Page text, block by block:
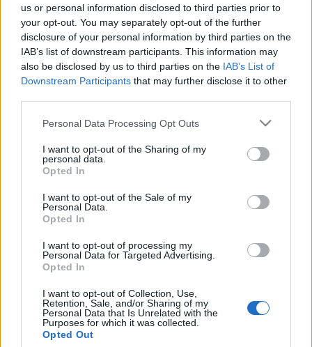
us or personal information disclosed to third parties prior to
your opt-out. You may separately opt-out of the further
disclosure of your personal information by third parties on the
IAB’s list of downstream participants. This information may
also be disclosed by us to third parties on the IAB’s List of
Downstream Participants that may further disclose it to other
Please note that this website/app uses one or more Google
not limited to your visit or usage behaviour. You may click to
grant or deny consent to Google and its third-party tags to
use your data for below specified purposes in below Google
consent section.
Personal Data Processing Opt Outs
I want to opt-out of the Sharing of my
personal data.
Opted In
I want to opt-out of the Sale of my
Personal Data.
Opted In
I want to opt-out of processing my
Personal Data for Targeted Advertising.
Opted In
I want to opt-out of Collection, Use,
Retention, Sale, and/or Sharing of my
Personal Data that Is Unrelated with the
Purposes for which it was collected.
Opted Out
játékfilmeknél 62 millió, dokumentumfilmeknél 22 millió,
animációs filmeknél pedig 82 millió forintig igényelhető
támogatás, amely filmenként kétmillió forint
marketingtámogatást is magában foglal. A sikeres pályázók
az anyagi támogatás mellett a filmkészítés minden
fázisában igénybe vehetik a Filmalap szakmai támogatását.
A tavaly először meghirdetett Inkubátor Program keretében
vígjátékát, amelynek főhőse ? Bánki Gergely alakításában ?
egy vidéki színházban mellőzött csoportos szereplő.
Jelenleg is forog Zurbó DorottyaHat könnyű leckecímű
dokumentumfilmje egy Magyarországra került szomáliai
Szilágyi Zsófia januárban kezdi forgatni